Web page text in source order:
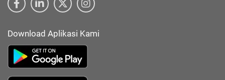
Download Aplikasi Kami